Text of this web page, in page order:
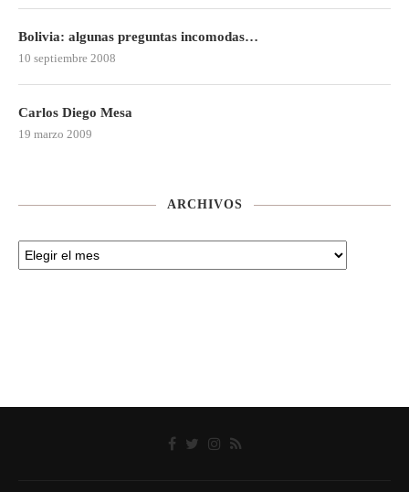
Bolivia: algunas preguntas incomodas…
10 septiembre 2008
Carlos Diego Mesa
19 marzo 2009
ARCHIVOS